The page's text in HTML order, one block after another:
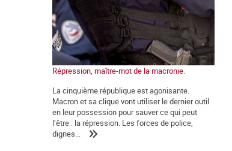
Répression, maître-mot de la macronie.
La cinquième république est agonisante.
Macron et sa clique vont utiliser le dernier outil
en leur possession pour sauver ce qui peut
l’être : la répression. Les forces de police,
dignes...